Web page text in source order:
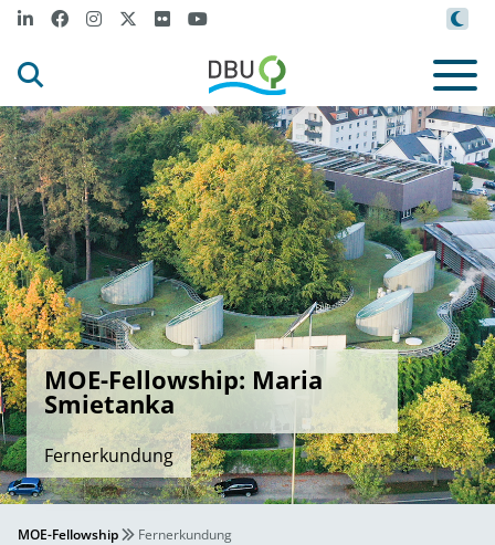
MOE-Fellowship: Maria
Smietanka
Fernerkundung
MOE-Fellowship Fernerkundung